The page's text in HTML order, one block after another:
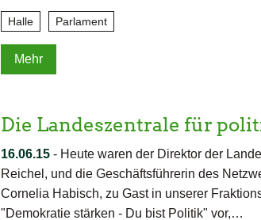
Halle Parlament
Mehr
Die Landeszentrale für
16.06.15- Heute waren der Direktor der
Reichel, und die Geschäftsführerin des
Cornelia Habisch, zu Gast in unserer
"Demokratie stärken - Du bist Politik" vor,…